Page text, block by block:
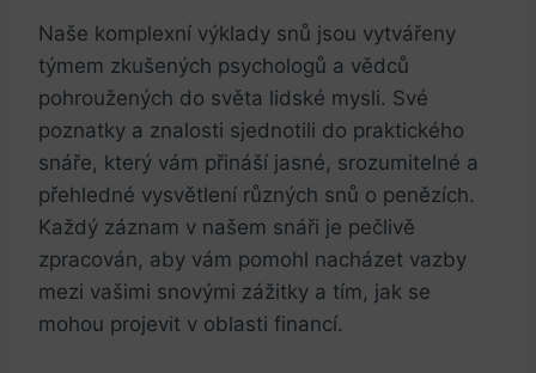
Naše komplexní výklady snů ⁣jsou​ vytvářeny
týmem zkušených psychologů a​ vědců
pohroužených do světa lidské mysli. Své
poznatky a znalosti sjednotili do​ praktického
snáře, který vám přináší jasné, srozumitelné a
‌přehledné ​vysvětlení různých snů o penězích.
Každý záznam v našem snáři je pečlivě
zpracován, aby vám ⁢pomohl nacházet vazby
mezi vašimi snovými zážitky a tím, jak se
mohou projevit v oblasti financí.